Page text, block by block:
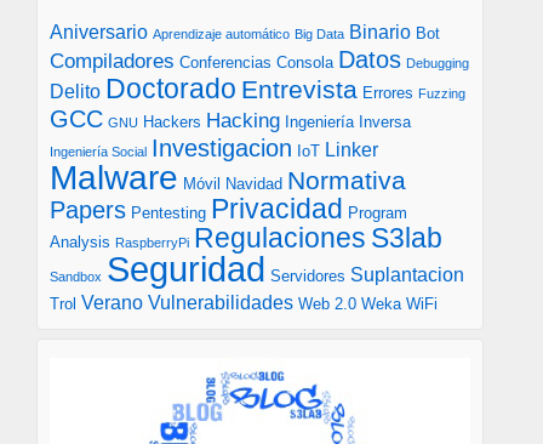
Aniversario Aprendizaje automático Big Data Binario Bot
Compiladores Conferencias Consola Datos Debugging
Delito Doctorado Entrevista Errores Fuzzing
GCC GNU Hackers Hacking Ingeniería Inversa
Ingeniería Social Investigacion IoT Linker
Malware Móvil Navidad Normativa
Papers Pentesting Privacidad Program
Analysis RaspberryPi Regulaciones S3lab
Sandbox Seguridad Servidores Suplantacion
Trol Verano Vulnerabilidades Web 2.0 Weka WiFi